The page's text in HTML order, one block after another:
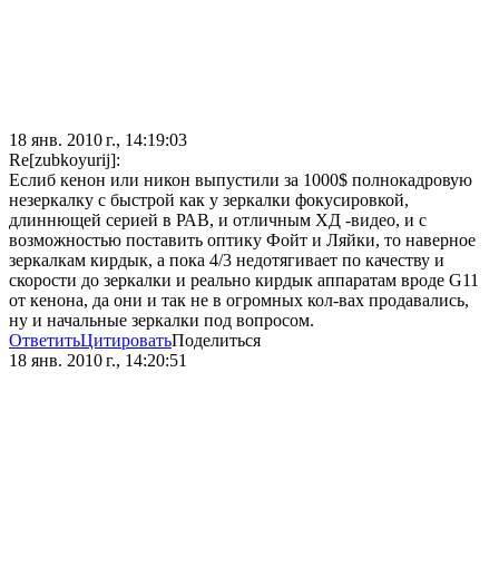
18 янв. 2010 г., 14:19:03
Re[zubkoyurij]:
Еслиб кенон или никон выпустили за 1000$ полнокадровую
незеркалку с быстрой как у зеркалки фокусировкой,
длиннющей серией в РАВ, и отличным ХД -видео, и с
возможностью поставить оптику Фойт и Ляйки, то наверное
зеркалкам кирдык, а пока 4/3 недотягивает по качеству и
скорости до зеркалки и реально кирдык аппаратам вроде G11
от кенона, да они и так не в огромных кол-вах продавались,
ну и начальные зеркалки под вопросом.
ОтветитьЦитироватьПоделиться
18 янв. 2010 г., 14:20:51